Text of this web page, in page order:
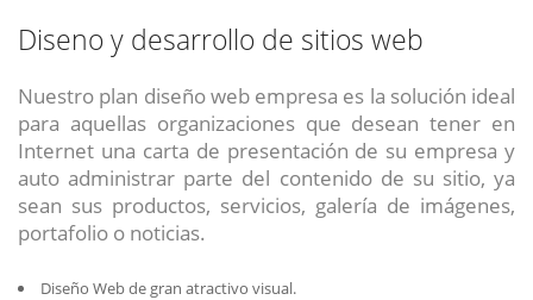
Diseno y desarrollo de sitios web
Nuestro plan diseño web empresa es la solución ideal
para aquellas organizaciones que desean tener en
Internet una carta de presentación de su empresa y
auto administrar parte del contenido de su sitio, ya
sean sus productos, servicios, galería de imágenes,
portafolio o noticias.
Diseño Web de gran atractivo visual.